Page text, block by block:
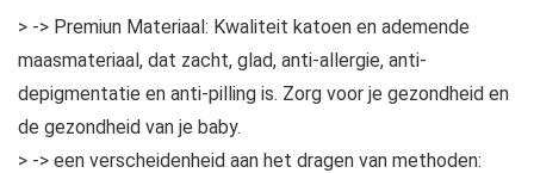
> -> Premiun Materiaal: Kwaliteit katoen en ademende
maasmateriaal, dat zacht, glad, anti-allergie, anti-
depigmentatie en anti-pilling is. Zorg voor je gezondheid en
de gezondheid van je baby.
> -> een verscheidenheid aan het dragen van methoden: